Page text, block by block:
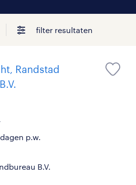
filter resultaten
Randstad
p.w.
B.V.